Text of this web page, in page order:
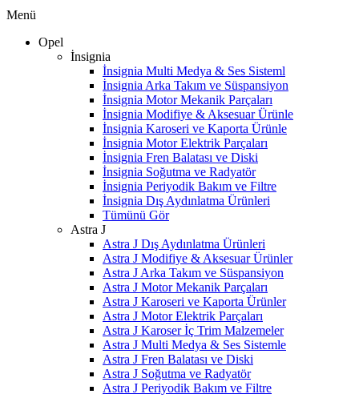
Menü
Opel
İnsignia
İnsignia Multi Medya & Ses Sisteml
İnsignia Arka Takım ve Süspansiyon
İnsignia Motor Mekanik Parçaları
İnsignia Modifiye & Aksesuar Ürünle
İnsignia Karoseri ve Kaporta Ürünle
İnsignia Motor Elektrik Parçaları
İnsignia Fren Balatası ve Diski
İnsignia Soğutma ve Radyatör
İnsignia Periyodik Bakım ve Filtre
İnsignia Dış Aydınlatma Ürünleri
Tümünü Gör
Astra J
Astra J Dış Aydınlatma Ürünleri
Astra J Modifiye & Aksesuar Ürünler
Astra J Arka Takım ve Süspansiyon
Astra J Motor Mekanik Parçaları
Astra J Karoseri ve Kaporta Ürünler
Astra J Motor Elektrik Parçaları
Astra J Karoser İç Trim Malzemeler
Astra J Multi Medya & Ses Sistemle
Astra J Fren Balatası ve Diski
Astra J Soğutma ve Radyatör
Astra J Periyodik Bakım ve Filtre